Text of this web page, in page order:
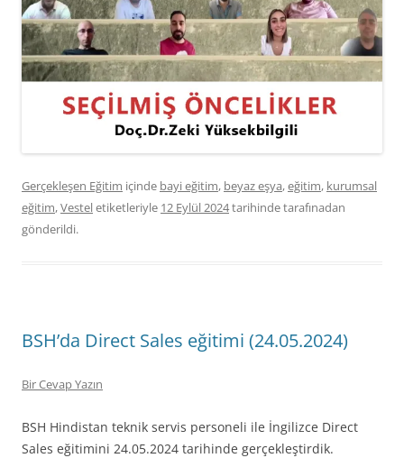
Gerçekleşen Eğitim içinde bayi eğitim, beyaz eşya,eğitim, kurumsal
eğitim,Vesteletiketleriyle 12 Eylül 2024tarihindetarafınadan
gönderildi.
BSH’da Direct Sales eğitimi (24.05.2024)
Bir Cevap Yazın
BSH Hindistan teknik servis personeli ile İngilizce Direct
Sales eğitimini 24.05.2024 tarihinde gerçekleştirdik.